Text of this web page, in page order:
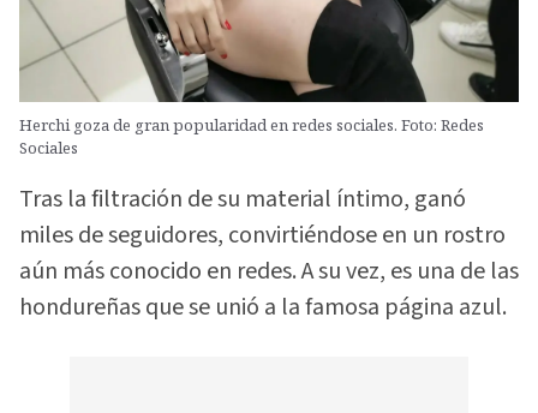
Herchi goza de gran popularidad en redes sociales. Foto: Redes
Sociales
Tras la filtración de su material íntimo, ganó
miles de seguidores, convirtiéndose en un rostro
aún más conocido en redes. A su vez, es una de las
hondureñas que se unió a la famosa página azul.